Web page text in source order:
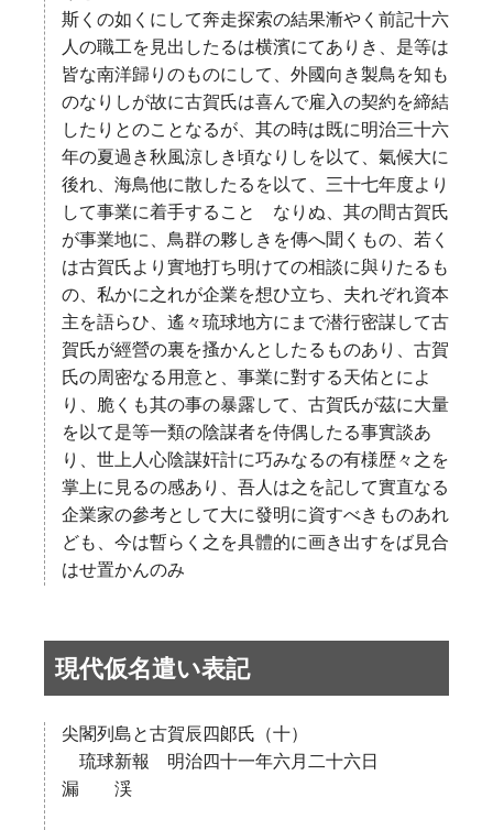
斯くの如くにして奔走探索の結果漸やく前記十六
人の職工を見出したるは横濱にてありき、是等は
皆な南洋歸りのものにして、外國向き製鳥を知も
のなりしが故に古賀氏は喜んで雇入の契約を締結
したりとのことなるが、其の時は既に明治三十六
年の夏過き秋風涼しき頃なりしを以て、氣候大に
後れ、海鳥他に散したるを以て、三十七年度より
して事業に着手することゝなりぬ、其の間古賀氏
が事業地に、鳥群の夥しきを傳へ聞くもの、若く
は古賀氏より實地打ち明けての相談に與りたるも
の、私かに之れが企業を想ひ立ち、夫れぞれ資本
主を語らひ、遙々琉球地方にまで潜行密謀して古
賀氏が經營の裏を搔かんとしたるものあり、古賀
氏の周密なる用意と、事業に對する天佑とによ
り、脆くも其の事の暴露して、古賀氏が茲に大量
を以て是等一類の陰謀者を侍偶したる事實談あ
り、世上人心陰謀奸計に巧みなるの有様歴々之を
掌上に見るの感あり、吾人は之を記して實直なる
企業家の參考として大に發明に資すべきものあれ
ども、今は暫らく之を具體的に画き出すをば見合
はせ置かんのみ
現代仮名遣い表記
尖閣列島と古賀辰四郞氏（十）
琉球新報 明治四十一年六月二十六日
漏 渓